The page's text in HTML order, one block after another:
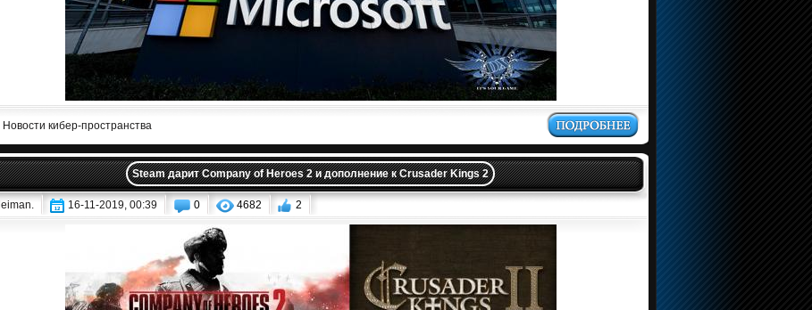
Новости кибер-пространства
Steam дарит Company of Heroes 2 и дополнение к Crusader Kings 2
leiman. 16-11-2019, 00:39 0 4682 2